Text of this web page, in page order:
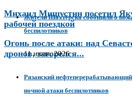
Михаил Мишустин посетил
рабочей поездкой
Огонь после атаки: над
дронов, загорелся...
Жители Шахтёрска сообщили о
беспилотников
11 июля, 2026
Рязанский нефтеперерабатывающий
ночной атаки беспилотников